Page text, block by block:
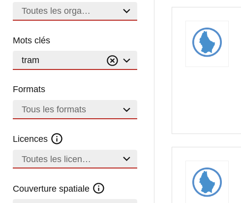
Toutes les organisations
Mots clés
tram
Formats
Tous les formats
Licences
Toutes les licences
Couverture spatiale